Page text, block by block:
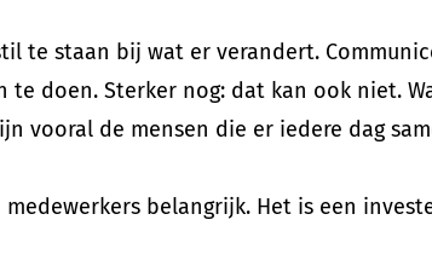
te staan bij wat er verandert.
te doen. Sterker nog: dat kan ook niet.
vooral de mensen die er iedere dag
belangrijk. Het is een